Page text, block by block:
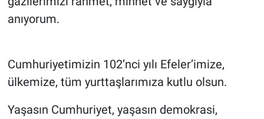
anıyorum.
Cumhuriyetimizin 102’nci yılı Efeler’imize,
ülkemize, tüm yurttaşlarımıza kutlu olsun.
Yaşasın Cumhuriyet, yaşasın demokrasi,